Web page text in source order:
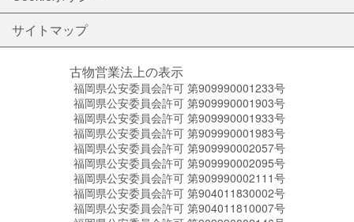
サイトマップ
古物営業法上の表示
福岡県公安委員会許可 第909990001233号
福岡県公安委員会許可 第909990001903号
福岡県公安委員会許可 第909990001933号
福岡県公安委員会許可 第909990001983号
福岡県公安委員会許可 第909990002057号
福岡県公安委員会許可 第909990002095号
福岡県公安委員会許可 第909990002111号
福岡県公安委員会許可 第904011830002号
福岡県公安委員会許可 第904011810007号